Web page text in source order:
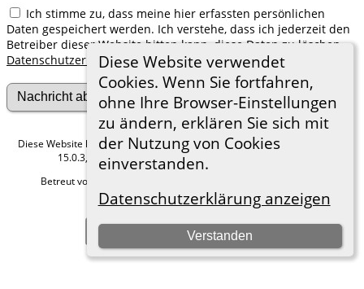
Diese Website verwendet
Cookies. Wenn Sie fortfahren,
ohne Ihre Browser-Einstellungen
zu ändern, erklären Sie sich mit
der Nutzung von Cookies
einverstanden.
Datenschutzerklärung anzeigen
Verstanden
Ich stimme zu, dass meine hier erfassten persönlichen
Daten gespeichert werden. Ich verstehe, dass ich jederzeit den
Betreiber dieser Website bitten kann, diese Daten zu löschen.
Datenschutzerklärung
Diese Website läuft mit The Next Generation of Genealogy Sitebuilding
15.0.3, programmiert von Darrin Lythgoe © 2001-2026.
Betreut von
Hier geht es zum Impressum
Zur Desktop-Webseite wechseln